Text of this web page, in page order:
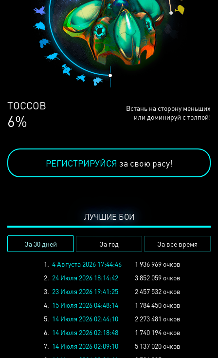
ЛЮДЕЙ
68%
Встань на сторону меньших
или доминируй с толпой!
РЕГИСТРИРУЙСЯ за свою расу!
ЛУЧШИЕ БОИ
За 30 дней За год За все время
1. 4 Августа 2026 17:44:46
1 936 969 очков
2. 24 Июля 2026 18:14:42
3 852 059 очков
3. 23 Июля 2026 19:41:25
2 457 532 очков
4. 15 Июля 2026 04:48:14
1 784 450 очков
5. 14 Июля 2026 02:44:10
2 273 481 очков
6. 14 Июля 2026 02:18:48
1 740 194 очков
7. 14 Июля 2026 02:09:10
5 137 020 очков